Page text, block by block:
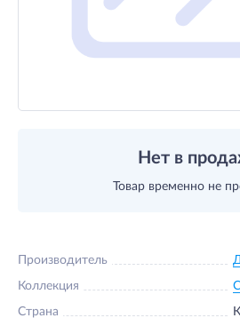
Нет в
Товар временно не
Производитель
Коллекция
Страна